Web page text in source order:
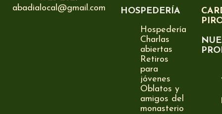
abadialocal@gmail.com
HOSPEDERÍA
Hospedería
Charlas
abiertas
Retiros
para
jóvenes
Oblatos y
amigos del
monasterio